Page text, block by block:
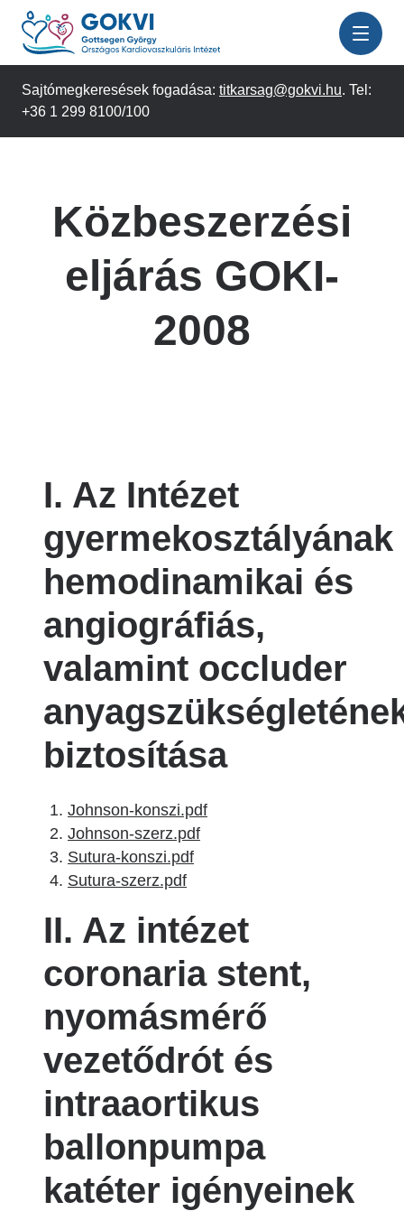
Ugrás
tartalomra
Sajtómegkeresések fogadása: titkarsag@gokvi.hu. Tel:
+36 1 299 8100/100
Közbeszerzési
eljárás GOKI-
2008
I. Az Intézet
gyermekosztályának
hemodinamikai és
angiográfiás,
valamint occluder
biztosítása
Johnson-konszi.pdf
Johnson-szerz.pdf
Sutura-konszi.pdf
Sutura-szerz.pdf
II. Az intézet
coronaria stent,
nyomásmérő
vezetődrót és
intraaortikus
ballonpumpa
katéter igényeinek